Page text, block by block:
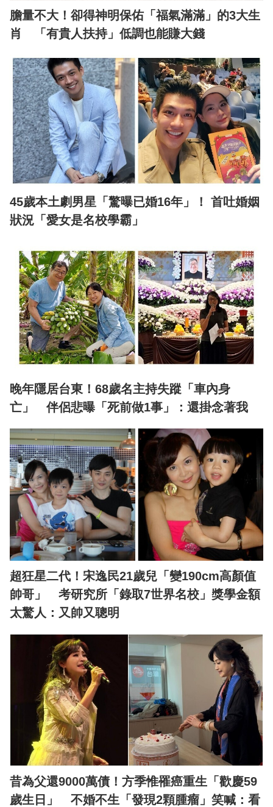
膽量不大！卻得神明保佑「福氣滿滿」的3大生
肖 「有貴人扶持」低調也能賺大錢
45歲本土劇男星「驚曝已婚16年」！ 首吐婚姻
狀況「愛女是名校學霸」
晚年隱居台東！68歲名主持失蹤「車內身
亡」 伴侶悲曝「死前做1事」：還掛念著我
超狂星二代！宋逸民21歲兒「變190cm高顏值
帥哥」 考研究所「錄取7世界名校」獎學金額
太驚人：又帥又聰明
昔為父還9000萬債！方季惟罹癌重生「歡慶59
歲生日」 不婚不生「發現2顆腫瘤」笑喊：看